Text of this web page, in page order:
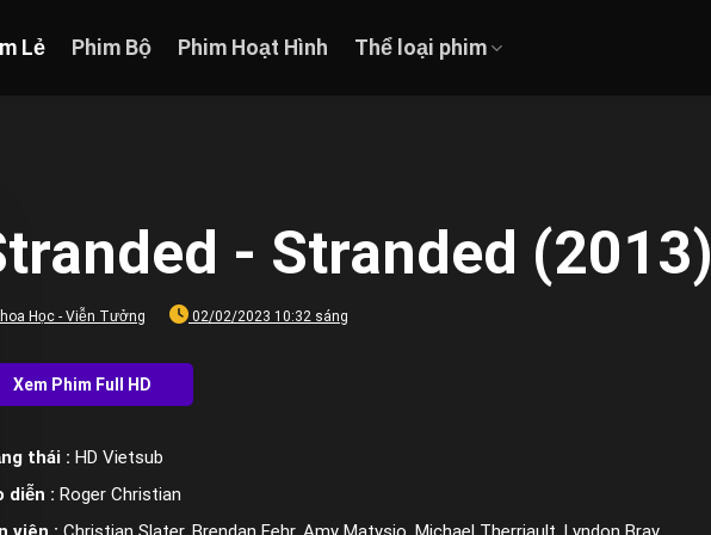
Lẻ Phim Bộ Phim Hoạt Hình Thể loại phim
- Stranded (2013)
Học - Viễn Tưởng 02/02/2023 10:32 sáng
thái : HD Vietsub
diễn : Roger Christian